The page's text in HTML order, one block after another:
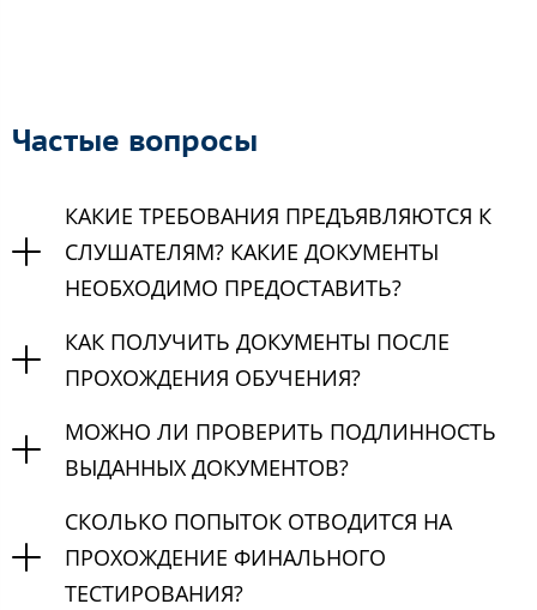
Частые вопросы
КАКИЕ ТРЕБОВАНИЯ ПРЕДЪЯВЛЯЮТСЯ К
СЛУШАТЕЛЯМ? КАКИЕ ДОКУМЕНТЫ
НЕОБХОДИМО ПРЕДОСТАВИТЬ?
КАК ПОЛУЧИТЬ ДОКУМЕНТЫ ПОСЛЕ
ПРОХОЖДЕНИЯ ОБУЧЕНИЯ?
МОЖНО ЛИ ПРОВЕРИТЬ ПОДЛИННОСТЬ
ВЫДАННЫХ ДОКУМЕНТОВ?
СКОЛЬКО ПОПЫТОК ОТВОДИТСЯ НА
ПРОХОЖДЕНИЕ ФИНАЛЬНОГО
ТЕСТИРОВАНИЯ?